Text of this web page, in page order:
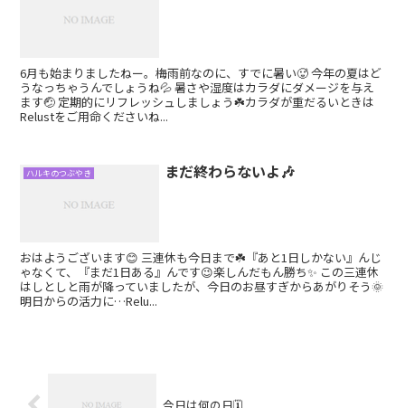
6月も始まりましたねー。梅雨前なのに、すでに暑い🥵 今年の夏はど
うなっちゃうんでしょうね💦 暑さや湿度はカラダにダメージを与え
ます🤕 定期的にリフレッシュしましょう☘️カラダが重だるいときは
Relustをご用命くださいね...
ハルキのつぶやき まだ終わらないよ🎶
おはようございます😊 三連休も今日まで☘️『あと1日しかない』んじ
ゃなくて、『まだ1日ある』んです😉楽しんだもん勝ち✨ この三連休
はしとしと雨が降っていましたが、今日のお昼すぎからあがりそう🌞
明日からの活力に…Relu...